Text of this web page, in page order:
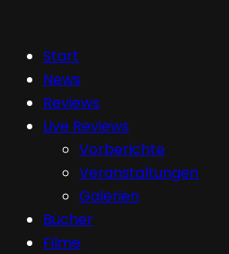
Start
News
Reviews
Live Reviews
Vorberichte
Veranstaltungen
Galerien
Bücher
Filme